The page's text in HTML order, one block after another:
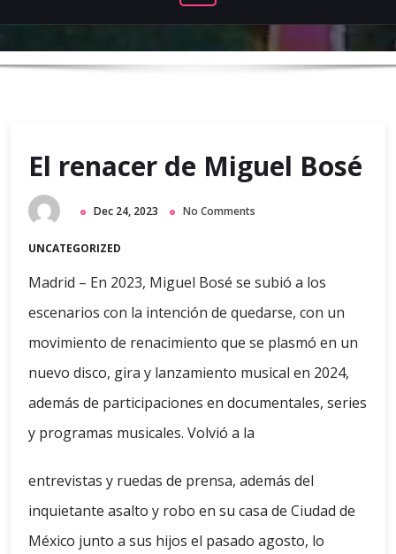
El renacer de Miguel Bosé
Dec 24, 2023 No Comments
UNCATEGORIZED
Madrid – En 2023, Miguel Bosé se subió a los
escenarios con la intención de quedarse, con un
movimiento de renacimiento que se plasmó en un
nuevo disco, gira y lanzamiento musical en 2024,
además de participaciones en documentales, series
y programas musicales. Volvió a la
entrevistas y ruedas de prensa, además del
inquietante asalto y robo en su casa de Ciudad de
México junto a sus hijos el pasado agosto, lo